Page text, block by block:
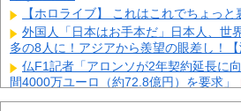
【ホロライブ】 これはこれでちょっ
外国人「日本はお手本だ」日本人、世
多の8人に！アジアから羨望の眼差し！【
仏F1記者「アロンソが2年契約延長に
間4000万ユーロ（約72.8億円）を要求」
【画像】 テレ朝の気象予報士さん、意